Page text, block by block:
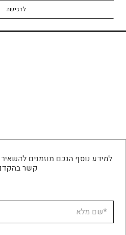
לרכישה
למידע נוסף הנכם מוזמנים להשאיר
קשר